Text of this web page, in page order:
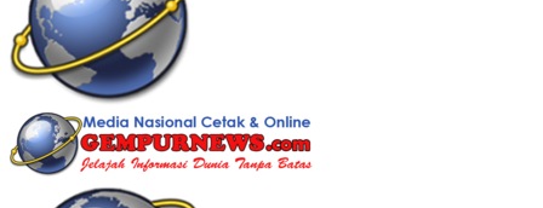
Gempur
News
Jelajah
Informasi
Dunia